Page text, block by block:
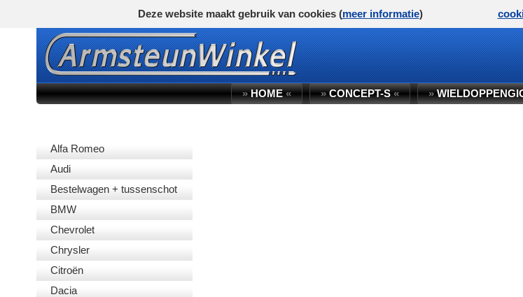
»HOME« »CONCEPT-S« »
Alfa Romeo
Audi
Bestelwagen + tussenschot
BMW
Chevrolet
Chrysler
Citroën
Dacia
Deze website maakt gebruik van cookies (meer informatie)